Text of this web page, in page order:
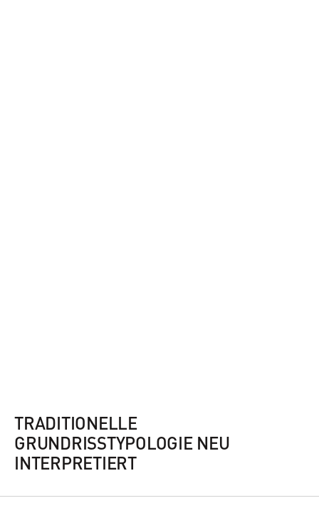
TRADITIONELLE
GRUNDRISSTYPOLOGIE NEU
INTERPRETIERT